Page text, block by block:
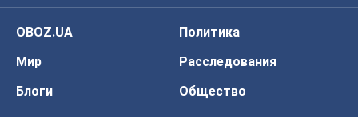
OBOZ.UA
Политика
Мир
Расследования
Блоги
Общество